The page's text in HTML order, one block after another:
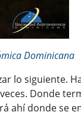
Dominicana
lo siguiente.
Donde
ahí donde se